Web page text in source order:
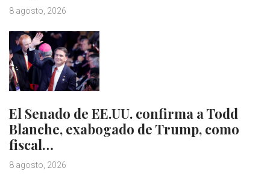
8 agosto, 2026
El Senado de EE.UU. confirma a Todd
Blanche, exabogado de Trump, como
fiscal…
8 agosto, 2026